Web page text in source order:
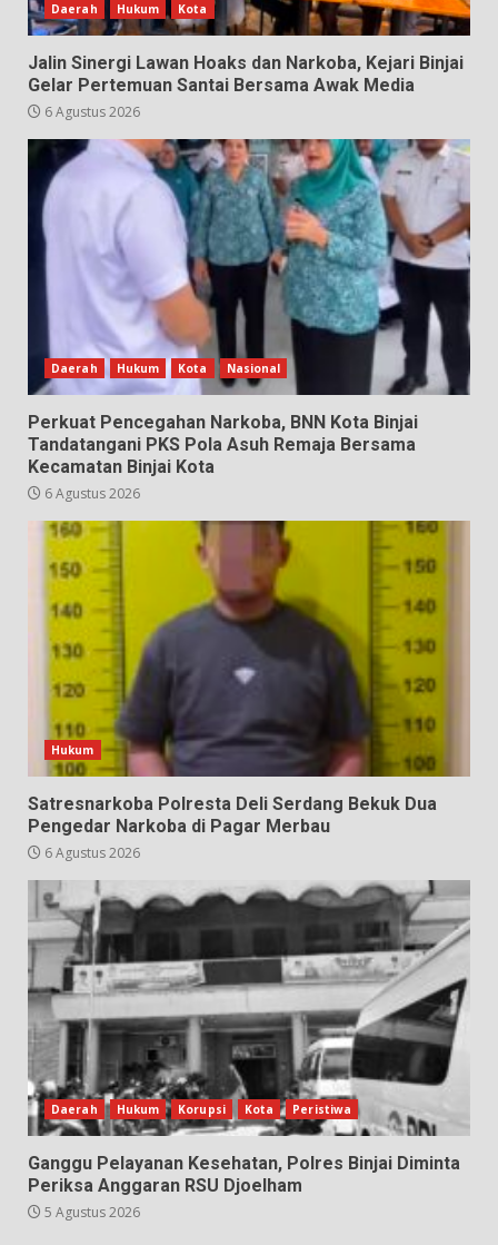
Daerah Hukum Kota
Jalin Sinergi Lawan Hoaks dan Narkoba, Kejari Binjai
Gelar Pertemuan Santai Bersama Awak Media
6 Agustus 2026
Daerah Hukum Kota Nasional
Perkuat Pencegahan Narkoba, BNN Kota Binjai
Tandatangani PKS Pola Asuh Remaja Bersama
Kecamatan Binjai Kota
6 Agustus 2026
Hukum
Satresnarkoba Polresta Deli Serdang Bekuk Dua
Pengedar Narkoba di Pagar Merbau
6 Agustus 2026
Daerah Hukum Korupsi Kota Peristiwa
Ganggu Pelayanan Kesehatan, Polres Binjai Diminta
Periksa Anggaran RSU Djoelham
5 Agustus 2026